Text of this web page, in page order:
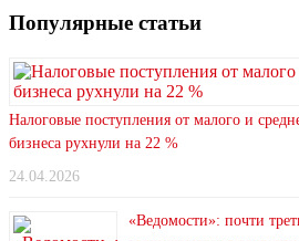
Популярные статьи
Налоговые поступления от малого и
бизнеса рухнули на 22 %
24.04.2026
«Ведомости»: почти